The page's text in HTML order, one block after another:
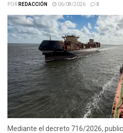
PORREDACCIÓN 06/08/2026 0
Mediante el decreto 716/2026,